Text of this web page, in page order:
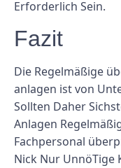
Erforderlich Sein.
Fazit
Die Regelmäßige
anlagen ist von
Sollten Daher
Anlagen
Fachpersonal
Nick Nur UnnöTige